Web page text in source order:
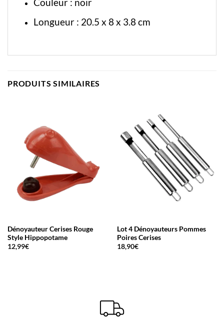
Longueur : 20.5 x 8 x 3.8 cm
PRODUITS SIMILAIRES
Dénoyauteur Cerises Rouge
Style Hippopotame
12,99€
Lot 4 Dénoyauteurs Pommes
Poires Cerises
18,90€